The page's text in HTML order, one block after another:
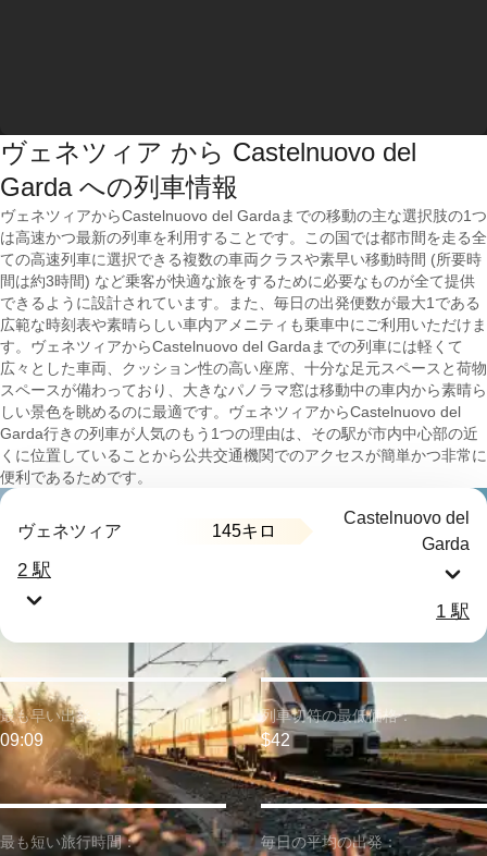
ヴェネツィア から Castelnuovo del
Garda への列車情報
ヴェネツィアからCastelnuovo del Gardaまでの移動の主な選択肢の1つ
は高速かつ最新の列車を利用することです。この国では都市間を走る全
ての高速列車に選択できる複数の車両クラスや素早い移動時間 (所要時
間は約3時間) など乗客が快適な旅をするために必要なものが全て提供
できるように設計されています。また、毎日の出発便数が最大1である
広範な時刻表や素晴らしい車内アメニティも乗車中にご利用いただけま
す。ヴェネツィアからCastelnuovo del Gardaまでの列車には軽くて
広々とした車両、クッション性の高い座席、十分な足元スペースと荷物
スペースが備わっており、大きなパノラマ窓は移動中の車内から素晴ら
しい景色を眺めるのに最適です。ヴェネツィアからCastelnuovo del
Garda行きの列車が人気のもう1つの理由は、その駅が市内中心部の近
くに位置していることから公共交通機関でのアクセスが簡単かつ非常に
便利であるためです。
ヴェネツィア 145キロ
Castelnuovo del
Garda
2 駅
1 駅
最も短い旅行時間：
最も早い出発：
09:09
列車切符の最低価格：
$42
毎日の平均の出発：